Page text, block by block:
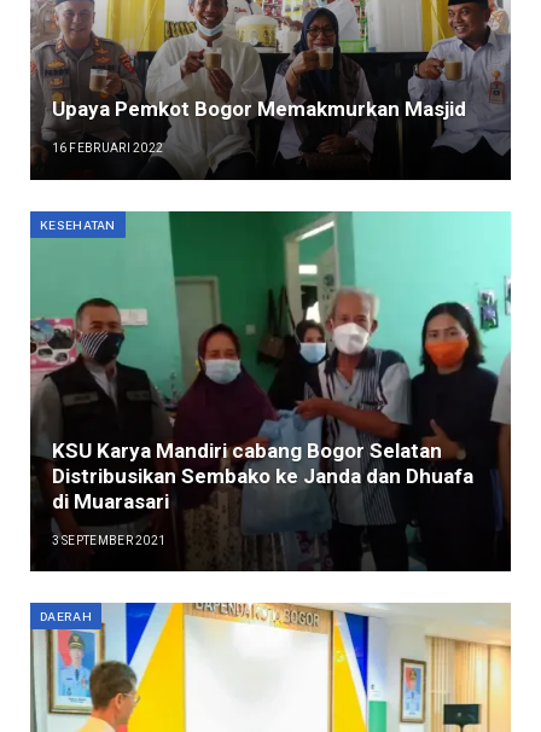
Upaya Pemkot Bogor Memakmurkan Masjid
16 FEBRUARI 2022
KESEHATAN
KSU Karya Mandiri cabang Bogor Selatan
Distribusikan Sembako ke Janda dan Dhuafa
di Muarasari
3 SEPTEMBER 2021
DAERAH